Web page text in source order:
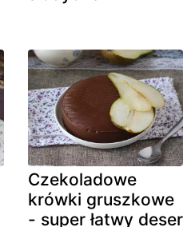
Czekoladowe
krówki gruszkowe
- super łatwy deser